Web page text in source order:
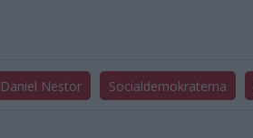
Daniel Nestor Socialdemokraterna